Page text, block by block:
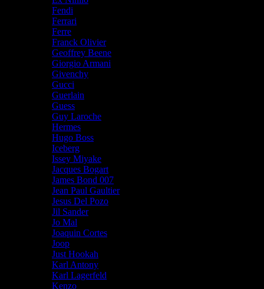
Fendi
Ferrari
Ferre
Franck Olivier
Geoffrey Beene
Giorgio Armani
Givenchy
Gucci
Guerlain
Guess
Guy Laroche
Hermes
Hugo Boss
Iceberg
Issey Miyake
Jacques Bogart
James Bond 007
Jean Paul Gaultier
Jesus Del Pozo
Jil Sander
Jo Mal
Joaquin Cortes
Joop
Just Hookah
Karl Antony
Karl Lagerfeld
Kenzo